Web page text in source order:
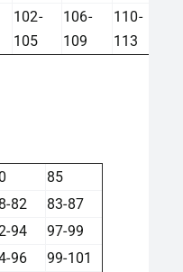
102-
105
106-
109
110-
113
85
82
83-87
94
97-99
96
99-101